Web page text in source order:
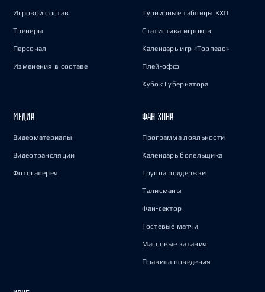
Игровой состав
Тренеры
Персонал
Изменения в составе
Турнирные таблицы КХЛ
Статистика игроков
Календарь игр «Торпедо»
Плей-офф
Кубок Губернатора
МЕДИА
Видеоматериалы
Видеотрансляции
Фотогалерея
ФАН-ЗОНА
Программа лояльности
Календарь болельщика
Группа поддержки
Талисманы
Фан-сектор
Гостевые матчи
Массовые катания
Правила поведения